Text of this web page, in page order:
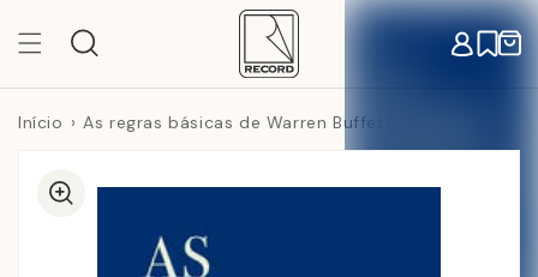
para o
conteúdo
Início As regras básicas de Warren Buffett